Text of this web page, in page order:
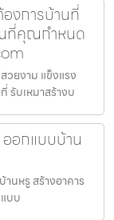
งการบ้านที่
ณที่คุณกำหนด
วยงาม แข็งแรง
รับเหมาสร้างบ
อกแบบบ้าน
นหรู สร้างอาคาร
บบ